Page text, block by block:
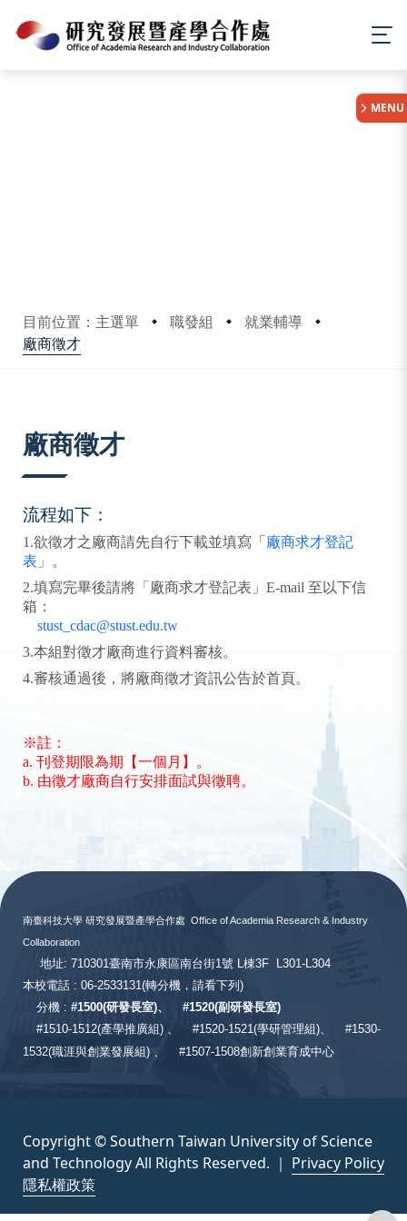
目前位置：主選單 職發組
就業輔導
廠商徵才
MENU
廠商徵才
流程如下：
1.欲徵才之廠商請先自行下載並填寫「 廠商求才登記
表 」。
2.填寫完畢後請將「廠商求才登記表」E-mail 至以下信
箱：
stust_cdac@stust.edu.tw
3.本組對徵才廠商進行資料審核。
4.審核通過後，將廠商徵才資訊公告於首頁。
※註：
a. 刊登期限為期【一個月】。
b. 由徵才廠商自行安排面試與徵聘。
南臺科技大學 研究發展暨產學合作處 Office of Academia Research & Industry
Collaboration
地址: 710301臺南市永康區南台街1號 L棟3F L301-L304
本校電話 : 06-2533131(轉分機，請看下列)
分機 : #1500(研發長室)、 #1520(副研發長室)
#1510-1512(產學推廣組) 、 #1520-1521(學研管理組)、
#1530-
1532(職涯與創業發展組) 、
#1507-1508創新創業育成中心
Copyright © Southern Taiwan University of Science
and Technology All Rights Reserved. ｜ Privacy Policy
隱私權政策